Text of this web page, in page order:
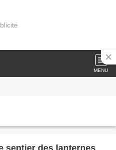
MENU
sentier des lanternes